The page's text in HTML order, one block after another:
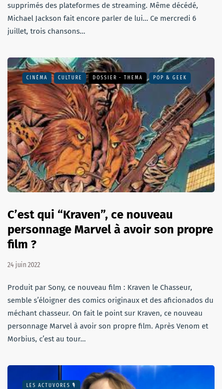
supprimés des plateformes de streaming. Même décédé,
Michael Jackson fait encore parler de lui… Ce mercredi 6
juillet, trois chansons…
CINÉMA CULTURE DOSSIER - THEMA POP & GEEK
C’est qui “Kraven”, ce nouveau
personnage Marvel à avoir son propre
film ?
24 juin 2022
Produit par Sony, ce nouveau film : Kraven le Chasseur,
semble s’éloigner des comics originaux et des aficionados du
méchant chasseur. On fait le point sur Kraven, ce nouveau
personnage Marvel à avoir son propre film. Après Venom et
Morbius, c’est au tour…
LES ACTUVORES 🎙